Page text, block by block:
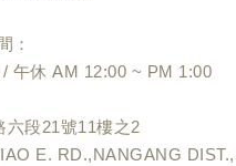
：
午休 AM 12:00 ~ PM 1:00
六段21號11樓之2
E. RD.,NANGANG DIST.,